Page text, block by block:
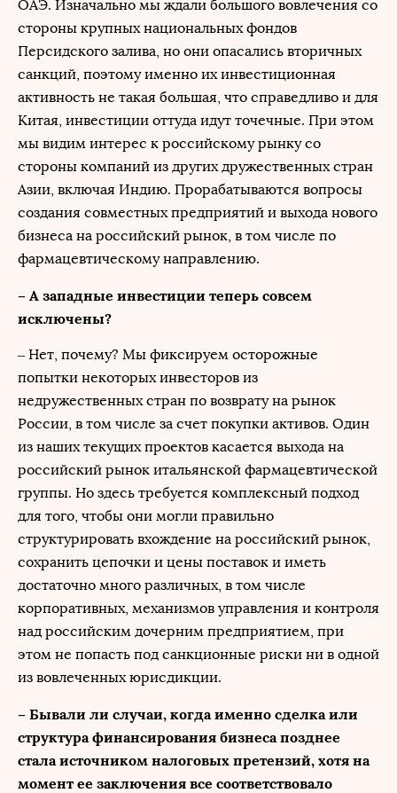
ОАЭ. Изначально мы ждали большого вовлечения со
стороны крупных национальных фондов
Персидского залива, но они опасались вторичных
санкций, поэтому именно их инвестиционная
активность не такая большая, что справедливо и для
Китая, инвестиции оттуда идут точечные. При этом
мы видим интерес к российскому рынку со
стороны компаний из других дружественных стран
Азии, включая Индию. Прорабатываются вопросы
создания совместных предприятий и выхода нового
бизнеса на российский рынок, в том числе по
фармацевтическому направлению.
– А западные инвестиции теперь совсем
исключены?
– Нет, почему? Мы фиксируем осторожные
попытки некоторых инвесторов из
недружественных стран по возврату на рынок
России, в том числе за счет покупки активов. Один
из наших текущих проектов касается выхода на
российский рынок итальянской фармацевтической
группы. Но здесь требуется комплексный подход
для того, чтобы они могли правильно
структурировать вхождение на российский рынок,
сохранить цепочки и цены поставок и иметь
достаточно много различных, в том числе
корпоративных, механизмов управления и контроля
над российским дочерним предприятием, при
этом не попасть под санкционные риски ни в одной
из вовлеченных юрисдикции.
– Бывали ли случаи, когда именно сделка или
структура финансирования бизнеса позднее
стала источником налоговых претензий, хотя на
момент ее заключения все соответствовало